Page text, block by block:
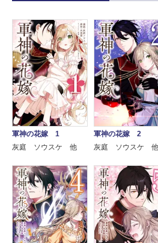
軍神の花嫁 1
灰庭 ソウスケ 他
軍神の花嫁 2
灰庭 ソウスケ 他